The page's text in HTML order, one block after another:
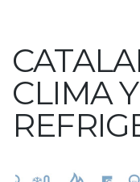
CLIMA Y